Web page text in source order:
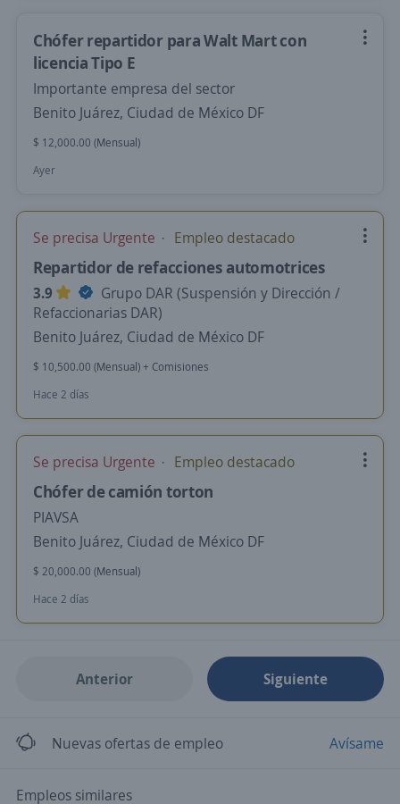
Chófer repartidor para Walt Mart con
licencia Tipo E
Importante empresa del sector
Benito Juárez, Ciudad de México DF
$ 12,000.00 (Mensual)
Ayer
Se precisa Urgente Empleo destacado
Repartidor de refacciones automotrices
3.9
Grupo DAR (Suspensión y Dirección /
Refaccionarias DAR)
Benito Juárez, Ciudad de México DF
$ 10,500.00 (Mensual) + Comisiones
Hace 2 días
Se precisa Urgente Empleo destacado
Chófer de camión torton
PIAVSA
Benito Juárez, Ciudad de México DF
$ 20,000.00 (Mensual)
Hace 2 días
Anterior Siguiente
Nuevas ofertas de empleo Avísame
Empleos similares